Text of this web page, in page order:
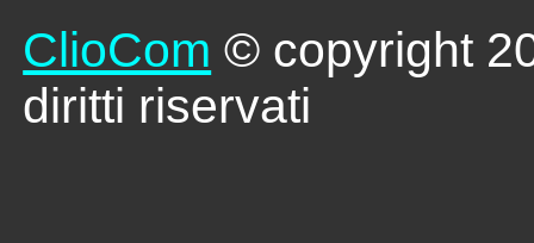
ClioCom © copyright
diritti riservati